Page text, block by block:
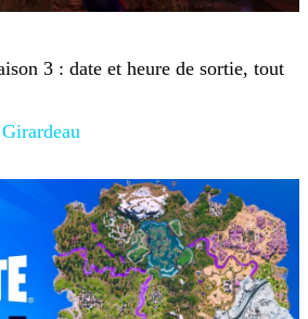
3 : date et heure de sortie, tout